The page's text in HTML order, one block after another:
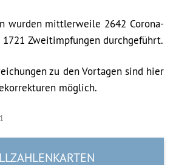
wurden mittlerweile 2642 Corona-
Zweitimpfungen durchgeführt.
zu den Vortagen sind hier
möglich.